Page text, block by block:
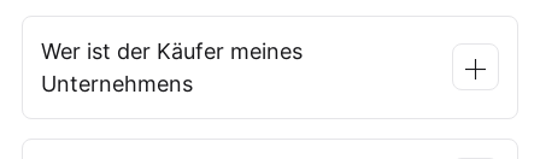
Wer ist der Käufer meines
Unternehmens